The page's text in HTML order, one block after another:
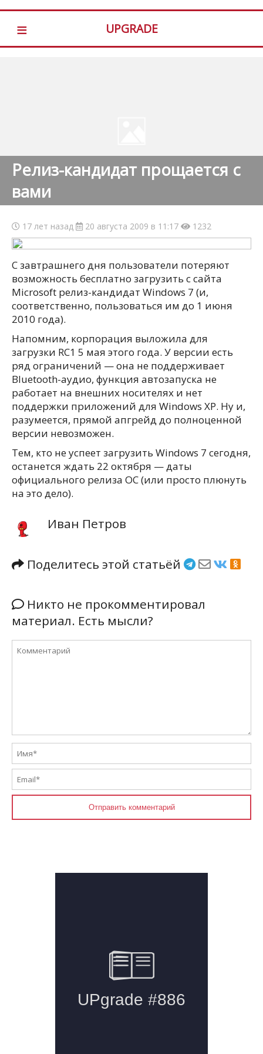
≡ UPGRADE
Релиз-кандидат прощается с
вами
17 лет назад 20 августа 2009 в 11:17 1232
С завтрашнего дня пользователи потеряют
возможность бесплатно загрузить с сайта
Microsoft релиз-кандидат Windows 7 (и,
соответственно, пользоваться им до 1 июня
2010 года).
Напомним, корпорация выложила для
загрузки RC1 5 мая этого года. У версии есть
ряд ограничений — она не поддерживает
Bluetooth-аудио, функция автозапуска не
работает на внешних носителях и нет
поддержки приложений для Windows XP. Ну и,
разумеется, прямой апгрейд до полноценной
версии невозможен.
Тем, кто не успеет загрузить Windows 7 сегодня,
останется ждать 22 октября — даты
официального релиза ОС (или просто плюнуть
на это дело).
Иван Петров
Поделитесь этой статьёй
Никто не прокомментировал
материал. Есть мысли?